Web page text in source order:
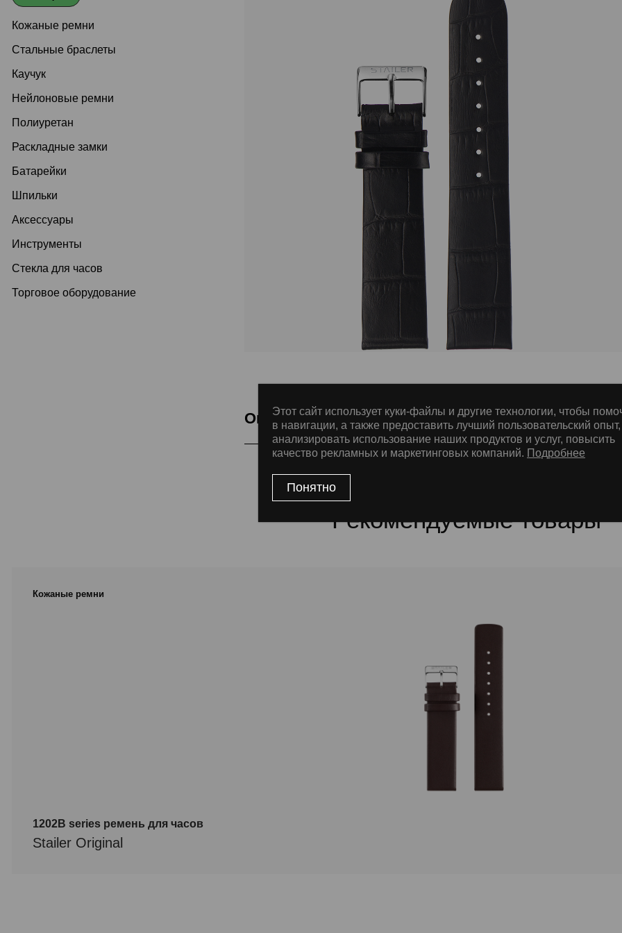
Кожаные ремни
Стальные браслеты
Каучук
Нейлоновые ремни
Полиуретан
Раскладные замки
Батарейки
Шпильки
Аксессуары
Инструменты
Стекла для часов
Торговое оборудование
Описание
Подкладка Classic Nubuck, ThermoSeal®
Рекомендуемые товары
Кожаные ремни
1202B series ремень для часов
Stailer Original
Этот сайт использует куки-файлы и другие технологии, чтобы
в навигации, а также предоставить лучший пользовательский опыт,
анализировать использование наших продуктов и услуг, повысить
качество рекламных и маркетинговых компаний. Подробнее
Понятно